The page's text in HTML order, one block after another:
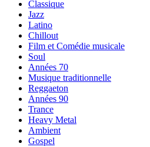
Classique
Jazz
Latino
Chillout
Film et Comédie musicale
Soul
Années 70
Musique traditionnelle
Reggaeton
Années 90
Trance
Heavy Metal
Ambient
Gospel